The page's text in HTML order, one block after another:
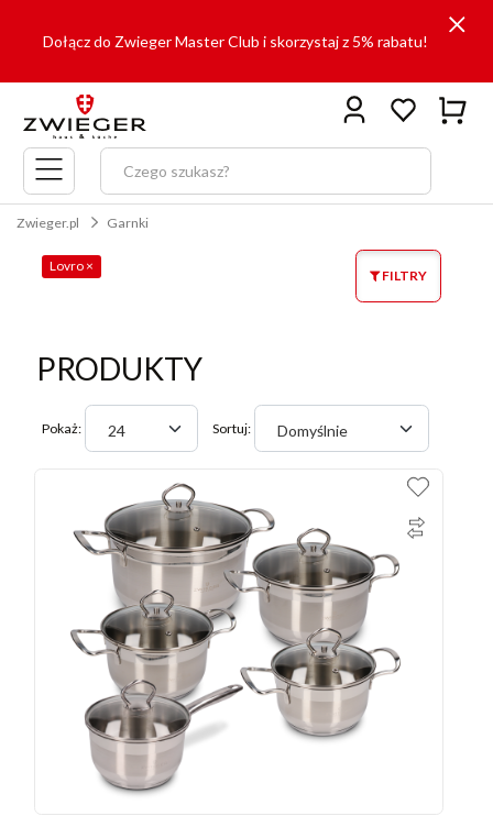
Dołącz do Zwieger Master Club i skorzystaj z 5% rabatu!
Menu
główne
Zwieger.pl Garnki
FILTRY
Lovro ×
PRODUKTY
Pokaż: 24 Sortuj: Domyślnie